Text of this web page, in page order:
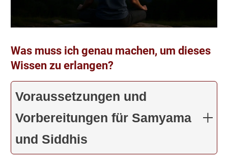
Was muss ich genau machen, um dieses
Wissen zu erlangen?
Voraussetzungen und
Vorbereitungen für Samyama
und Siddhis